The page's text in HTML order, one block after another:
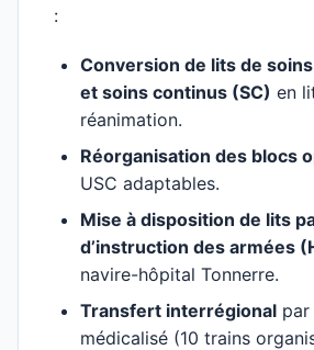
:
Conversion de lits de
et soins continus (SC) en
réanimation.
Réorganisation des blocs
USC adaptables.
Mise à disposition de lits
d’instruction des armées
navire-hôpital Tonnerre.
Transfert interrégional par
médicalisé (10 trains